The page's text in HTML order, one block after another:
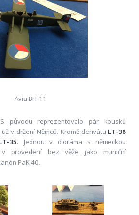
Avia BH-11
původu reprezentovalo pár kousků
v držení Němců. Kromě derivátu LT-38
LT-35. Jednou v dioráma s německou
v provedení bez věže jako muniční
PaK 40.